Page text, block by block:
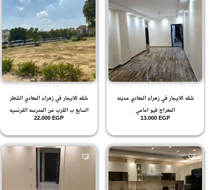
شقه للايجار في زهراء المعادي مدينه
المعراج فيو امامي
13.000EGP
شقه للايجار في زهراء المعادي الشطر
السابع ب القرب من المدرسه الفرنسيه
22.000EGP